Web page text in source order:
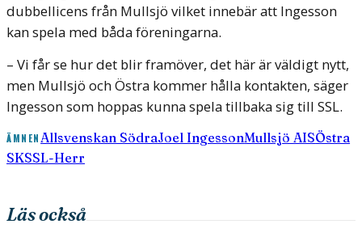
dubbellicens från Mullsjö vilket innebär att Ingesson
kan spela med båda föreningarna.
– Vi får se hur det blir framöver, det här är väldigt nytt,
men Mullsjö och Östra kommer hålla kontakten, säger
Ingesson som hoppas kunna spela tillbaka sig till SSL.
ÄMNENAllsvenskan SödraJoel IngessonMullsjö AISÖstra
SKSSL-Herr
Läs också